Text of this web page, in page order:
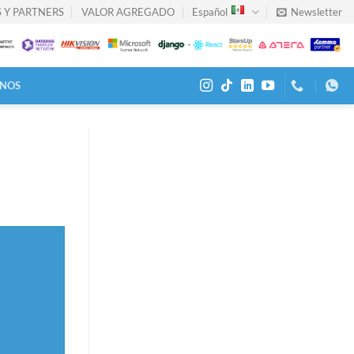
PARTNERS VALOR AGREGADO Español Newsletter